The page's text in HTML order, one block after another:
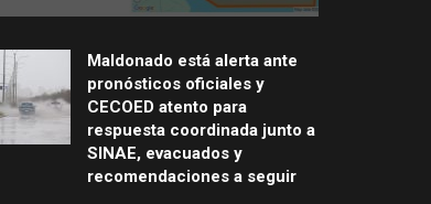
Maldonado está alerta ante
pronósticos oficiales y
CECOED atento para
respuesta coordinada junto a
SINAE, evacuados y
recomendaciones a seguir